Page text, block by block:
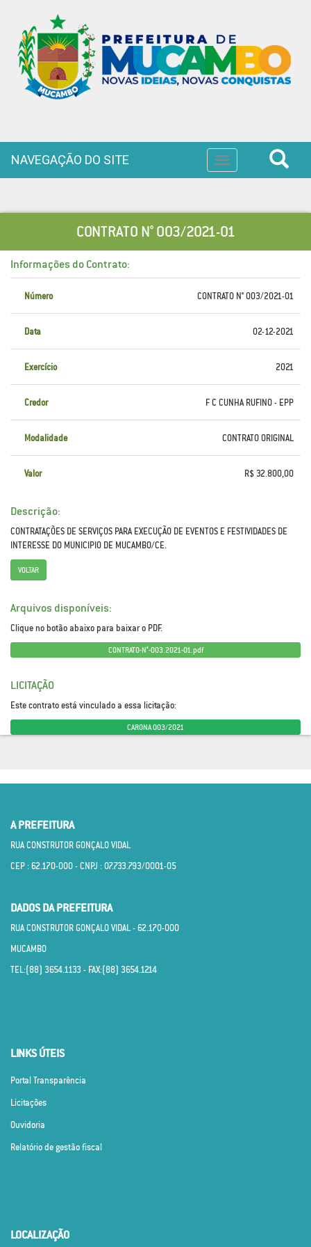
Toggle
navigation
NAVEGAÇÃO DO SITE
CONTRATO N° 003/2021-01
Informações do Contrato:
Número CONTRATO N° 003/2021-01
Data 02-12-2021
Exercício 2021
Credor F C CUNHA RUFINO - EPP
Modalidade CONTRATO ORIGINAL
Valor R$ 32.800,00
Descrição:
CONTRATAÇÕES DE SERVIÇOS PARA EXECUÇÃO DE EVENTOS E FESTIVIDADES DE
INTERESSE DO MUNICIPIO DE MUCAMBO/CE.
VOLTAR
Arquivos disponíveis:
Clique no botão abaixo para baixar o PDF.
CONTRATO-N°-003.2021-01.pdf
LICITAÇÃO
Este contrato está vinculado a essa licitação:
CARONA 003/2021
A PREFEITURA
RUA CONSTRUTOR GONÇALO VIDAL
CEP : 62.170­-000 - CNPJ : 07.733.793/0001­-05
DADOS DA PREFEITURA
RUA CONSTRUTOR GONÇALO VIDAL - 62.170­-000
MUCAMBO
TEL:(88) 3654.1133 - FAX:(88) 3654.1214
LINKS ÚTEIS
Portal Transparência
Licitações
Ouvidoria
Relatório de gestão fiscal
LOCALIZAÇÃO